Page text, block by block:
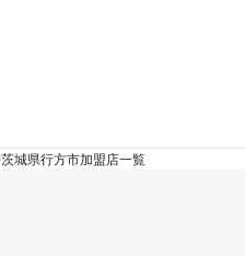
茨城県行方市加盟店一覧